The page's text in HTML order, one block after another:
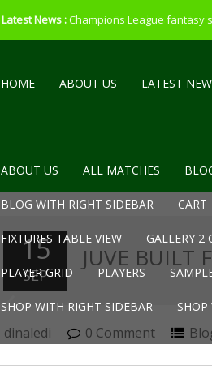
Latest News :Champions League fantasy
HOME ABOUT US LATEST
ABOUT US ALL MATCHES
BLOG WITH RIGHT SIDEBAR CART
FIXTURES TABLE VIEW GALLERY 2
PLAYER GRID PLAYERS
SHOP WITH RIGHT SIDEBAR
15
SEP
JUVE BUILT
dinaledi 0 Comment